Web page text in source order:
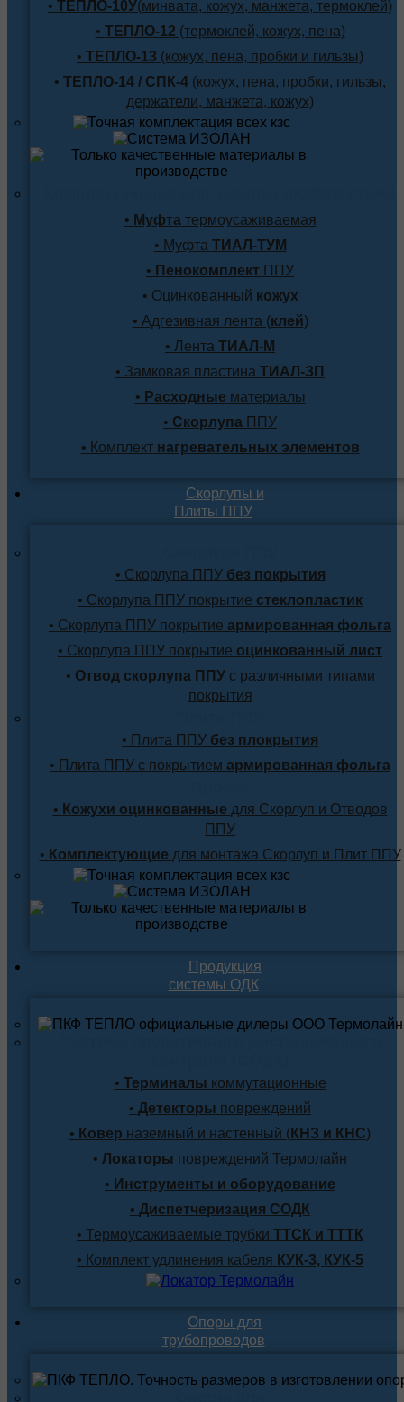
• ТЕПЛО-10У(минвата, кожух, манжета, термоклей)
• ТЕПЛО-12 (термоклей, кожух, пена)
• ТЕПЛО-13 (кожух, пена, пробки и гильзы)
• ТЕПЛО-14 / СПК-4 (кожух, пена, пробки, гильзы,
держатели, манжета, кожух)
• Муфтатермоусаживаемая
• Муфта ТИАЛ-ТУМ
• Пенокомплект ППУ
• Оцинкованный кожух
• Адгезивная лента (клей)
• Лента ТИАЛ-М
• Замковая пластина ТИАЛ-ЗП
• Расходные материалы
• Скорлупа ППУ
• Комплектнагревательных элементов
Скорлупы и
Плиты ППУ
• Скорлупа ППУбез покрытия
• Скорлупа ППУ покрытие стеклопластик
• Скорлупа ППУ покрытие армированная фольга
• Скорлупа ППУ покрытие оцинкованный лист
• Отвод скорлупа ППУс различными типами
покрытия
• Плита ППУ без плокрытия
• Плита ППУ с покрытием армированная фольга
• Кожухи оцинкованные для Скорлуп и Отводов
ППУ
• Комплектующие для монтажа Скорлуп и Плит ППУ
Продукция
системы ОДК
• Терминалы коммутационные
• Детекторы повреждений
• Ковер наземный и настенный (КНЗ и КНС)
• Локаторы повреждений Термолайн
• Инструменты и оборудование
• Диспетчеризация СОДК
• Термоусаживаемые трубки ТТСК и ТТТК
• Комплект удлинения кабеля КУК-3, КУК-5
Опоры для
трубопроводов